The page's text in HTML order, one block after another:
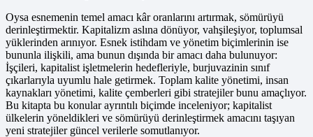
Oysa esnemenin temel amacı kâr oranlarını artırmak, sömürüyü
derinleştirmektir. Kapitalizm aslına dönüyor, vahşileşiyor, toplumsal
yüklerinden arınıyor. Esnek istihdam ve yönetim biçimlerinin ise
bununla ilişkili, ama bunun dışında bir amacı daha bulunuyor:
İşçileri, kapitalist işletmelerin hedefleriyle, burjuvazinin sınıf
çıkarlarıyla uyumlu hale getirmek. Toplam kalite yönetimi, insan
kaynakları yönetimi, kalite çemberleri gibi stratejiler bunu amaçlıyor.
Bu kitapta bu konular ayrıntılı biçimde inceleniyor; kapitalist
ülkelerin yöneldikleri ve sömürüyü derinleştirmek amacını taşıyan
yeni stratejiler güncel verilerle somutlanıyor.